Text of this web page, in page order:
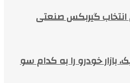
گیربکس صنعتی
بازار خودرو را به کدام سو